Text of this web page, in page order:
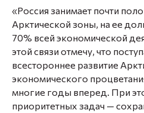
«Россия занимает почти
Арктической зоны, на ее
70% всей экономической
этой связи отмечу, что
всестороннее развитие
экономического
многие годы вперед. При
приоритетных задач —